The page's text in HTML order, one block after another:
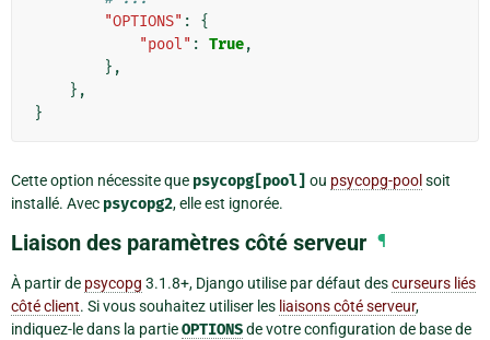
"OPTIONS" :
{
"pool" : True,
},
},
}
Cette option nécessite que psycopg[pool] ou psycopg-pool soit
installé. Avec psycopg2, elle est ignorée.
Liaison des paramètres côté serveur ¶
À partir de psycopg 3.1.8+, Django utilise par défaut descurseurs liés
côté client. Si vous souhaitez utiliser les liaisons côté serveur,
indiquez-le dans la partieOPTIONSde votre configuration de base de